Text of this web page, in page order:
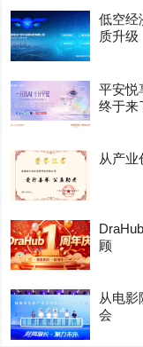
低空经
质升级
平安悦
终于来
从产
顾
从电
会